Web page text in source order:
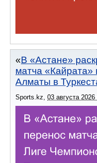
В «Астане»
матча «Кайрата»
Алматы в
Sports.kz 03 августа 2026